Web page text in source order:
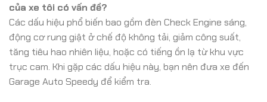
của xe tôi có vấn đề?
Các dấu hiệu phổ biến bao gồm đèn Check Engine sáng,
động cơ rung giật ở chế độ không tải, giảm công suất,
tăng tiêu hao nhiên liệu, hoặc có tiếng ồn lạ từ khu vực
trục cam. Khi gặp các dấu hiệu này, bạn nên đưa xe đến
Garage Auto Speedy để kiểm tra.